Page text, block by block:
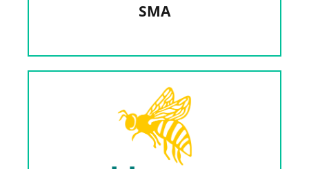
SMA
Désinsectisation, Dératisation, Désinfection,
Dépigeonnage, Nettoyage I 31 & 09